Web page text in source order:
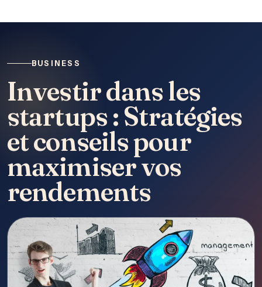
BUSINESS
Investir dans les
startups : Stratégies
et conseils pour
maximiser vos
rendements